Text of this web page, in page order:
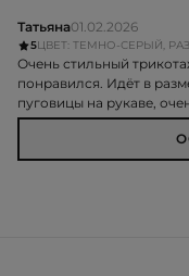
Татьяна01.02.2026
5ЦВЕТ: ТЕМНО-СЕРЫЙ,
Очень стильный
понравился. Идёт в
пуговицы на рукаве,